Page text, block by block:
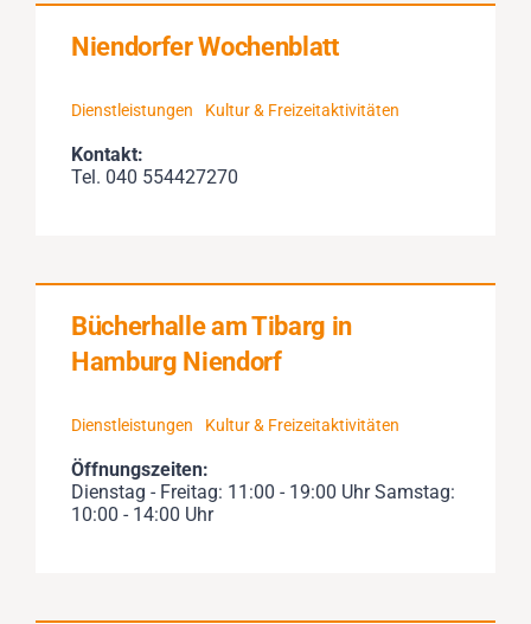
Über uns
NACH:
Niendorfer Wochenblatt
Dienstleistungen Kultur & Freizeitaktivitäten
Kontakt:
Tel. 040 554427270
Bücherhalle am Tibarg in
Hamburg Niendorf
Dienstleistungen Kultur & Freizeitaktivitäten
Öffnungszeiten:
Dienstag - Freitag: 11:00 - 19:00 Uhr Samstag:
10:00 - 14:00 Uhr